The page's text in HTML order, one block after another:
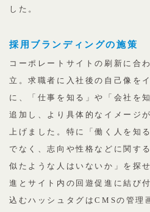
した。
採用ブランディングの施策
コーポレートサイトの刷新に合
立。求職者に入社後の自己像を
に、「仕事を知る」や「会社を
追加し、より具体的なイメージ
上げました。特に「働く人を知
でなく、志向や性格などに関す
似たような人はいないか」を探
進とサイト内の回遊促進に結び
込むハッシュタグはCMSの管理